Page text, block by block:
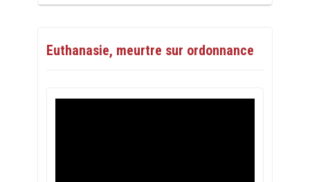
Euthanasie, meurtre sur ordonnance